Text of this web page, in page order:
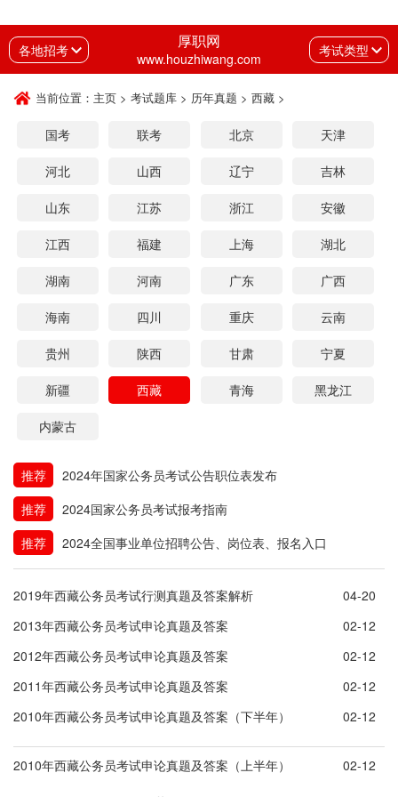
各地招考 厚职网
www.houzhiwang.com 考试类型
当前位置： 主页 > 考试题库 > 历年真题 > 西藏 >
国考 联考 北京 天津
河北 山西 辽宁 吉林
山东 江苏 浙江 安徽
江西 福建 上海 湖北
湖南 河南 广东 广西
海南 四川 重庆 云南
贵州 陕西 甘肃 宁夏
新疆 西藏 青海 黑龙江
内蒙古
推荐
2024年国家公务员考试公告职位表发布
推荐
2024国家公务员考试报考指南
推荐
2024全国事业单位招聘公告、岗位表、报名入口
2019年西藏公务员考试行测真题及答案解析
04-20
2013年西藏公务员考试申论真题及答案
02-12
2012年西藏公务员考试申论真题及答案
02-12
2011年西藏公务员考试申论真题及答案
02-12
2010年西藏公务员考试申论真题及答案（下半年）
02-12
2010年西藏公务员考试申论真题及答案（上半年） 02-12